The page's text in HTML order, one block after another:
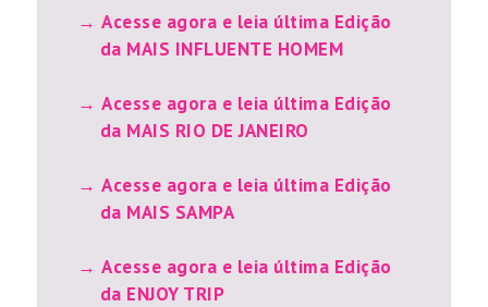
Acesse agora e leia última Edição
da MAIS INFLUENTE HOMEM
Acesse agora e leia última Edição
da MAIS RIO DE JANEIRO
Acesse agora e leia última Edição
da MAIS SAMPA
Acesse agora e leia última Edição
da ENJOY TRIP